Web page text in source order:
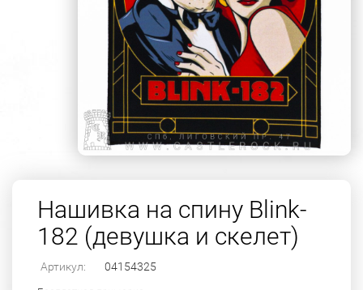
Нашивка на спину Blink-
182 (девушка и скелет)
Артикул: 04154325